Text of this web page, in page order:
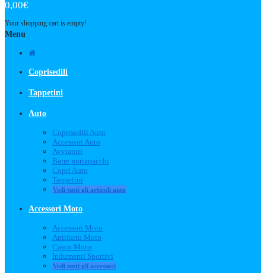
0,00€
Your shopping cart is empty!
Menu
Coprisedili
Tappetini
Auto
Coprisedili Auto
Accessori Auto
Avviatori
Barre portapacchi
Copri Auto
Tappetini
Vedi tutti gli articoli auto
Accessori Moto
Accessori Moto
Antifurto Moto
Casco Moto
Indumenti Sportivi
Vedi tutti gli accessori